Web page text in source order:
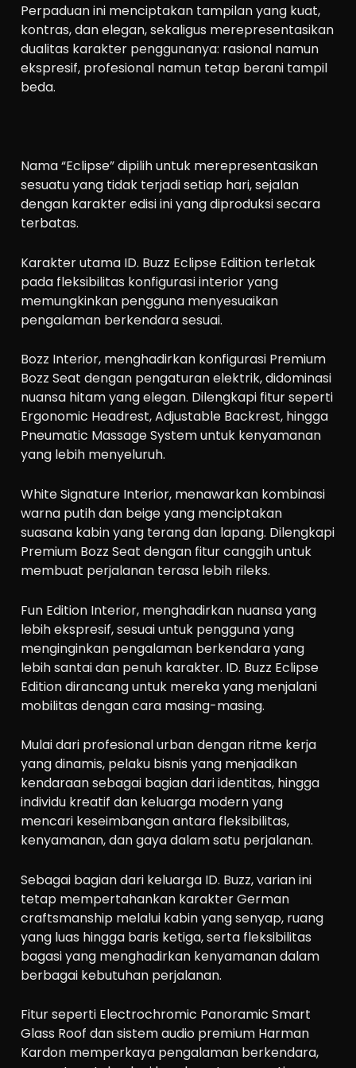
Perpaduan ini menciptakan tampilan yang kuat,
kontras, dan elegan, sekaligus merepresentasikan
dualitas karakter penggunanya: rasional namun
ekspresif, profesional namun tetap berani tampil
beda.
Nama “Eclipse” dipilih untuk merepresentasikan
sesuatu yang tidak terjadi setiap hari, sejalan
dengan karakter edisi ini yang diproduksi secara
terbatas.
Karakter utama ID. Buzz Eclipse Edition terletak
pada fleksibilitas konfigurasi interior yang
memungkinkan pengguna menyesuaikan
pengalaman berkendara sesuai.
Bozz Interior, menghadirkan konfigurasi Premium
Bozz Seat dengan pengaturan elektrik, didominasi
nuansa hitam yang elegan. Dilengkapi fitur seperti
Ergonomic Headrest, Adjustable Backrest, hingga
Pneumatic Massage System untuk kenyamanan
yang lebih menyeluruh.
White Signature Interior, menawarkan kombinasi
warna putih dan beige yang menciptakan
suasana kabin yang terang dan lapang. Dilengkapi
Premium Bozz Seat dengan fitur canggih untuk
membuat perjalanan terasa lebih rileks.
Fun Edition Interior, menghadirkan nuansa yang
lebih ekspresif, sesuai untuk pengguna yang
menginginkan pengalaman berkendara yang
lebih santai dan penuh karakter. ID. Buzz Eclipse
Edition dirancang untuk mereka yang menjalani
mobilitas dengan cara masing-masing.
Mulai dari profesional urban dengan ritme kerja
yang dinamis, pelaku bisnis yang menjadikan
kendaraan sebagai bagian dari identitas, hingga
individu kreatif dan keluarga modern yang
mencari keseimbangan antara fleksibilitas,
kenyamanan, dan gaya dalam satu perjalanan.
Sebagai bagian dari keluarga ID. Buzz, varian ini
tetap mempertahankan karakter German
craftsmanship melalui kabin yang senyap, ruang
yang luas hingga baris ketiga, serta fleksibilitas
bagasi yang menghadirkan kenyamanan dalam
berbagai kebutuhan perjalanan.
Fitur seperti Electrochromic Panoramic Smart
Glass Roof dan sistem audio premium Harman
Kardon memperkaya pengalaman berkendara,